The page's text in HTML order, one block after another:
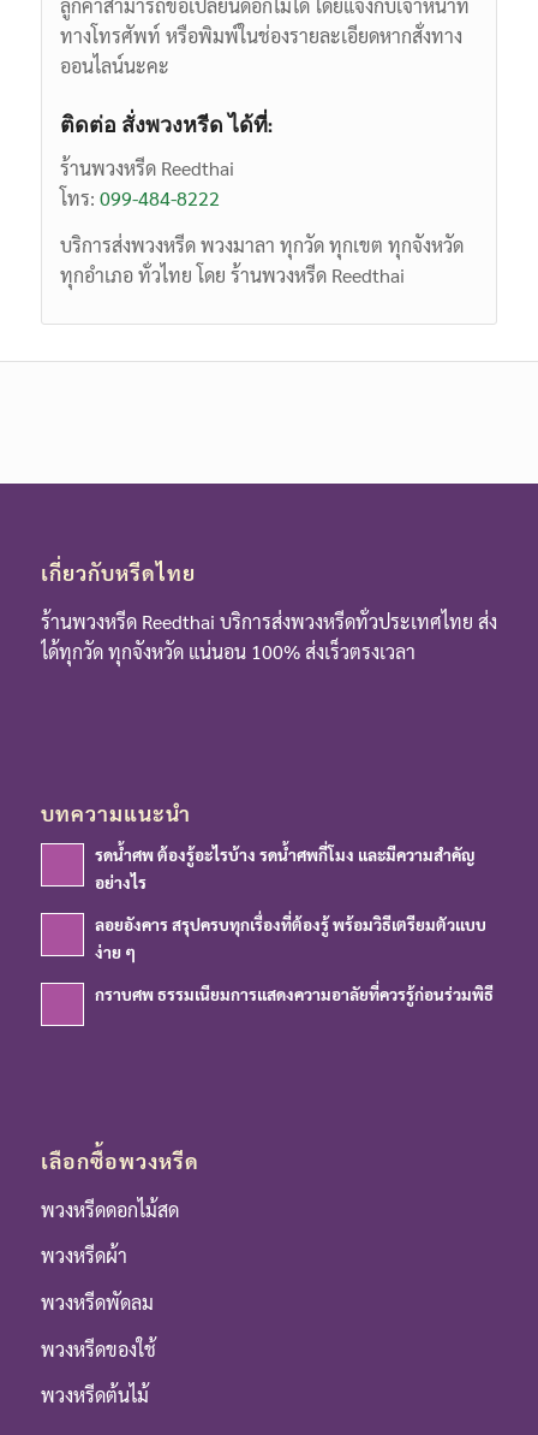
ลูกค้าสามารถขอเปลี่ยนดอกไม้ได้ โดยแจ้งกับเจ้าหน้าที่
ทางโทรศัพท์ หรือพิมพ์ในช่องรายละเอียดหากสั่งทาง
ออนไลน์นะคะ
ติดต่อ สั่งพวงหรีด ได้ที่:
ร้านพวงหรีด Reedthai
โทร: 099-484-8222
บริการส่งพวงหรีด พวงมาลา ทุกวัด ทุกเขต ทุกจังหวัด
ทุกอำเภอ ทั่วไทย โดย ร้านพวงหรีด Reedthai
เกี่ยวกับหรีดไทย
ร้านพวงหรีด Reedthai บริการส่งพวงหรีดทั่วประเทศไทย ส่ง
ได้ทุกวัด ทุกจังหวัด แน่นอน 100% ส่งเร็วตรงเวลา
บทความแนะนำ
รดน้ำศพ ต้องรู้อะไรบ้าง รดน้ำศพกี่โมง และมีความสำคัญ
อย่างไร
ลอยอังคาร สรุปครบทุกเรื่องที่ต้องรู้ พร้อมวิธีเตรียมตัวแบบ
ง่าย ๆ
กราบศพ ธรรมเนียมการแสดงความอาลัยที่ควรรู้ก่อนร่วมพิธี
เลือกซื้อพวงหรีด
พวงหรีดดอกไม้สด
พวงหรีดผ้า
พวงหรีดพัดลม
พวงหรีดของใช้
พวงหรีดต้นไม้